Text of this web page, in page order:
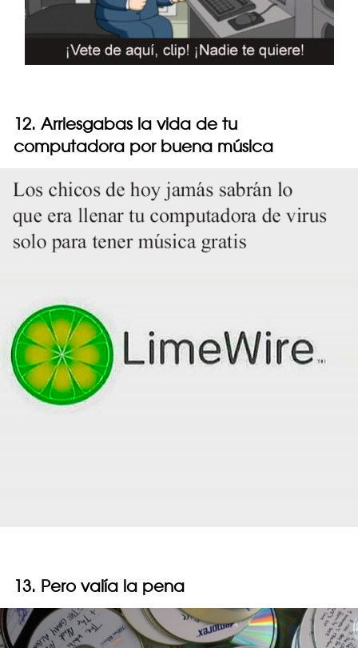
12. Arriesgabas la vida de tu
computadora por buena música
13. Pero valía la pena